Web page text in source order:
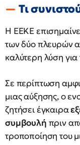
Τι
Η ΕΕΚΕ
των δύο πλευρών
καλύτερη λύση
Σε περίπτωση
μιας αύξησης, ο
ζητήσει έγκαιρα
συμβουλή πριν
τροποποίηση του